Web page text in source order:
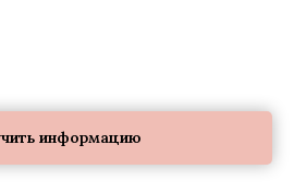
информацию